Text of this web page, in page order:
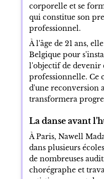
corporelle et se
qui constitue son
professionnel.
À l'âge de 21 ans,
Belgique pour
l'objectif de devenir
professionnelle. Ce
d'une reconversion
transformera
La danse avant
À Paris, Nawell
dans plusieurs
de nombreuses
chorégraphe et